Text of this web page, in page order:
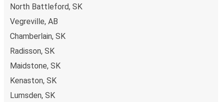
North Battleford, SK
Vegreville, AB
Chamberlain, SK
Radisson, SK
Maidstone, SK
Kenaston, SK
Lumsden, SK